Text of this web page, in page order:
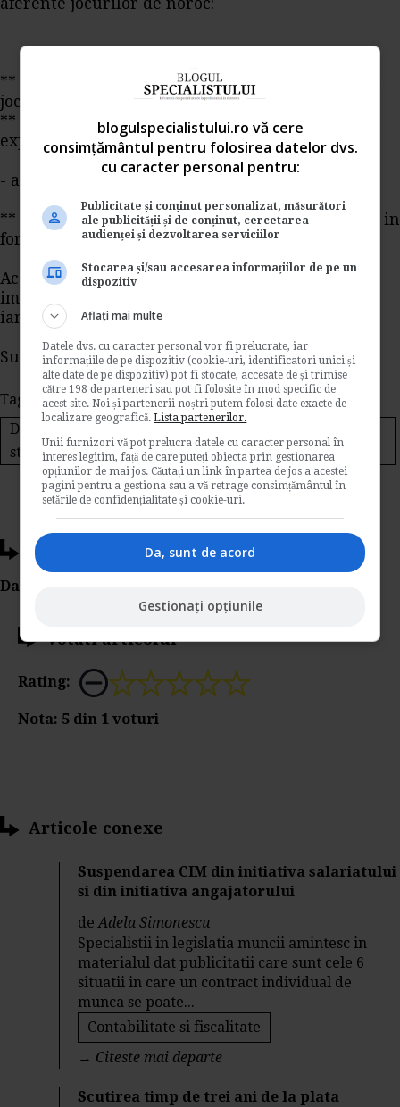
aferente jocurilor de noroc:
** taxa pentru obtinerea licentei de organizare a
jocurilor de noroc
** taxa anuala pentru obtinerea autorizatiei de
exploatare a jocurilor de noroc
- a fost scoasa urmatoarea obligatie:
** impozitul pe veniturile din arenda (se declara in
formularul 112 din 1 ianuarie 2014)
Aceste modificari se aplica pentru declararea
impozitelor si taxelor datorate incepand cu 1
ianuarie 2014.
Sursa: Directia de Finante Arges
Tags:
Decont privind accizele cod 120
Declaratie privind obligatiile de plata la bugetul de
stat cod 100
Ti-a placut acest articol?
Da Like, Printeaza sau trimite pe Email!
Votati articolul
Rating:
Nota: 5 din 1 voturi
Articole conexe
Suspendarea CIM din initiativa salariatului
si din initiativa angajatorului
deAdela Simonescu
Specialistii in legislatia muncii amintesc in
materialul dat publicitatii care sunt cele 6
situatii in care un contract individual de
munca se poate...
Contabilitate si fiscalitate
→ Citeste mai departe
Scutirea timp de trei ani de la plata
blogulspecialistului.ro vă cere
consimțământul pentru folosirea datelor dvs.
cu caracter personal pentru:
Publicitate și conținut personalizat, măsurători
ale publicității și de conținut, cercetarea
audienței și dezvoltarea serviciilor
Stocarea și/sau accesarea informațiilor de pe un
dispozitiv
Aflați mai multe
Datele dvs. cu caracter personal vor fi prelucrate, iar
informațiile de pe dispozitiv (cookie-uri, identificatori unici și
alte date de pe dispozitiv) pot fi stocate, accesate de și trimise
către 198 de parteneri sau pot fi folosite în mod specific de
acest site. Noi și partenerii noștri putem folosi date exacte de
localizare geografică.Lista partenerilor.
Unii furnizori vă pot prelucra datele cu caracter personal în
interes legitim, față de care puteți obiecta prin gestionarea
opțiunilor de mai jos. Căutați un link în partea de jos a acestei
pagini pentru a gestiona sau a vă retrage consimțământul în
setările de confidențialitate și cookie-uri.
Da, sunt de acord
Gestionați opțiunile